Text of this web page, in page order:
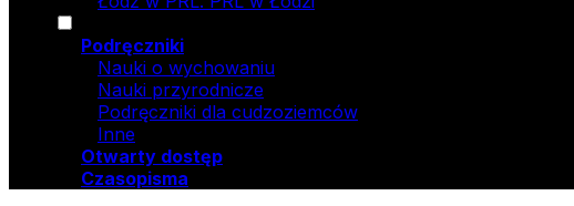
Podręczniki
Nauki o wychowaniu
Nauki przyrodnicze
Podręczniki dla cudzoziemców
Inne
Otwarty dostęp
Czasopisma